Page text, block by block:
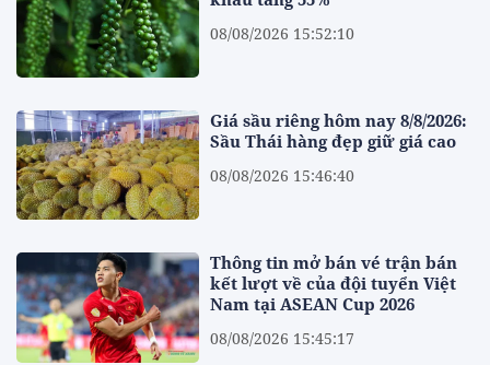
08/08/2026 15:52:10
Giá sầu riêng hôm nay 8/8/2026:
Sầu Thái hàng đẹp giữ giá cao
08/08/2026 15:46:40
Thông tin mở bán vé trận bán
kết lượt về của đội tuyển Việt
Nam tại ASEAN Cup 2026
08/08/2026 15:45:17